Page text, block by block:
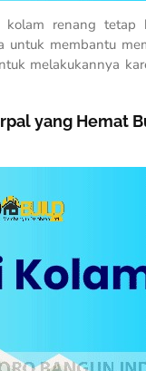
renang
membantu
melakukannya
yang Hemat